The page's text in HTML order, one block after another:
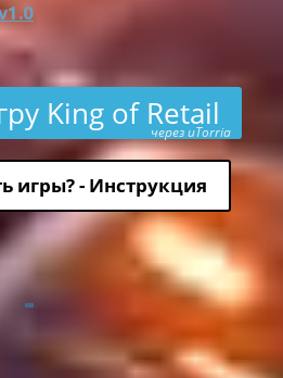
King of Retail
через uTorria
игры? - Инструкция